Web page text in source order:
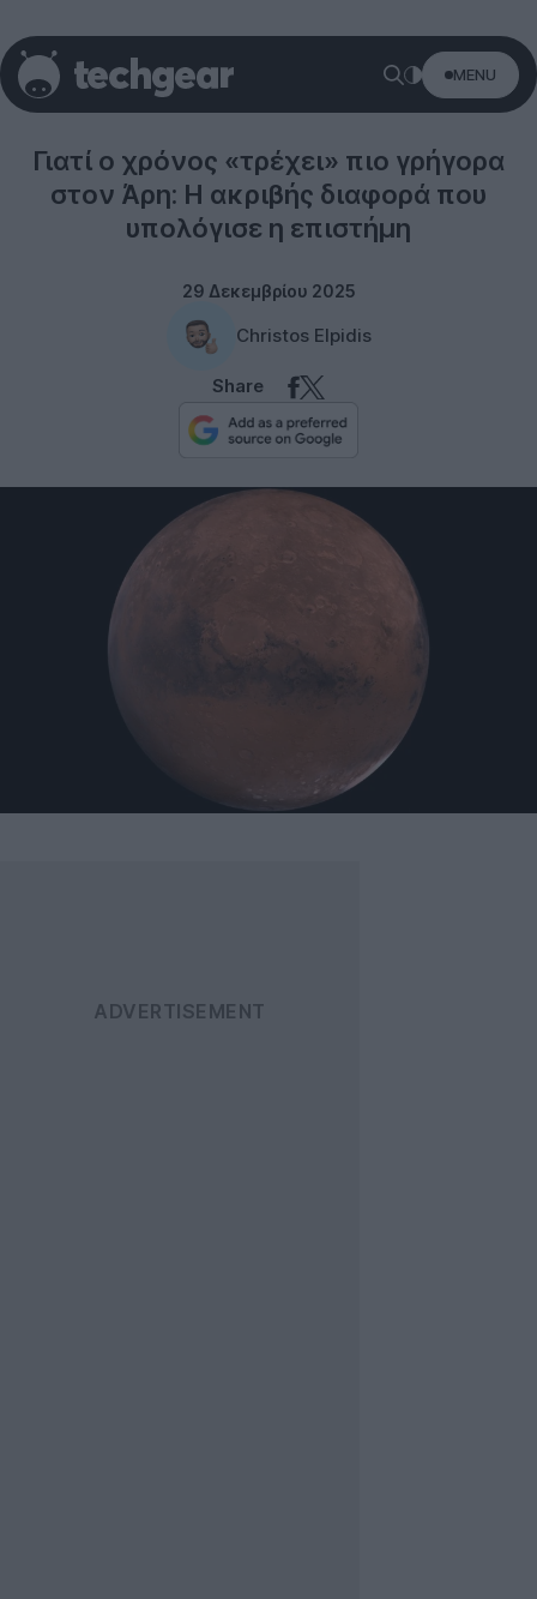
MENU
Γιατί ο χρόνος «τρέχει» πιο γρήγορα
στον Άρη: Η ακριβής διαφορά που
υπολόγισε η επιστήμη
29 Δεκεμβρίου 2025
Christos Elpidis
Share